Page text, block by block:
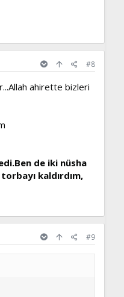
#8
ahirette bizleri
de iki nüsha
kaldırdım,
#9